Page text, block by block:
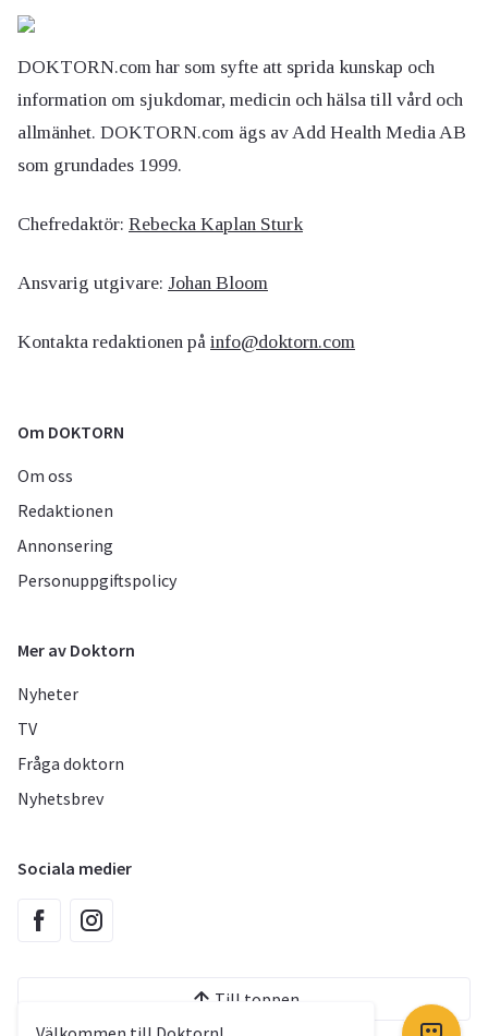
DOKTORN.com har som syfte att sprida kunskap och
information om sjukdomar, medicin och hälsa till vård och
allmänhet. DOKTORN.com ägs av Add Health Media AB
som grundades 1999.
Chefredaktör: Rebecka Kaplan Sturk
Ansvarig utgivare: Johan Bloom
Kontakta redaktionen på info@doktorn.com
Om DOKTORN
Om oss
Redaktionen
Annonsering
Personuppgiftspolicy
Mer av Doktorn
Nyheter
TV
Fråga doktorn
Nyhetsbrev
Sociala medier
Till toppen